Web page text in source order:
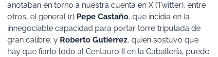
anotaban en torno a nuestra cuenta en X (Twitter), entre
otros, el general (r) Pepe Castaño, que incidía en la
innegociable capacidad para portar torre tripulada de
gran calibre; y Roberto Gutiérrez, quien sostuvo que
hay que fiarlo todo al Centauro II en la Caballería, puede